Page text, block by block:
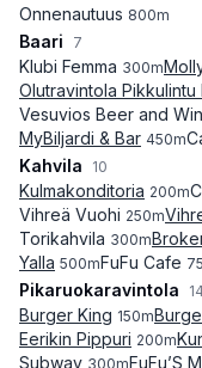
Onnenautuus 800m
Baari 7
Klubi Femma 300m
Olutravintola Pikkulintu
Vesuvios Beer and
MyBiljardi & Bar 450m
Kahvila 10
Kulmakonditoria 200m
Vihreä Vuohi 250m
Torikahvila 300m
Yalla 500mFuFu Cafe
Pikaruokaravintola 14
Burger King 150m
Eerikin Pippuri 200m
Subway 300mFuFu’S